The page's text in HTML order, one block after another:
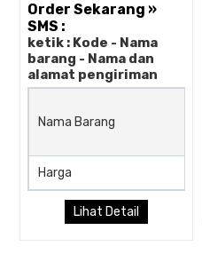
Order Sekarang »
SMS :
ketik : Kode - Nama
barang - Nama dan
alamat pengiriman
Nama Barang
Harga
Lihat Detail